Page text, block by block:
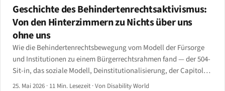
Geschichte des Behindertenrechtsaktivismus:
Von den Hinterzimmern zu Nichts über uns
ohne uns
Wie die Behindertenrechtsbewegung vom Modell der Fürsorge
und Institutionen zu einem Bürgerrechtsrahmen fand — der 504-
Sit-in, das soziale Modell, Deinstitutionalisierung, der Capitol
Crawl und der Weg zur UN-CRPD.
25. Mai 2026 · 11 Min. Lesezeit ·Von Disability World